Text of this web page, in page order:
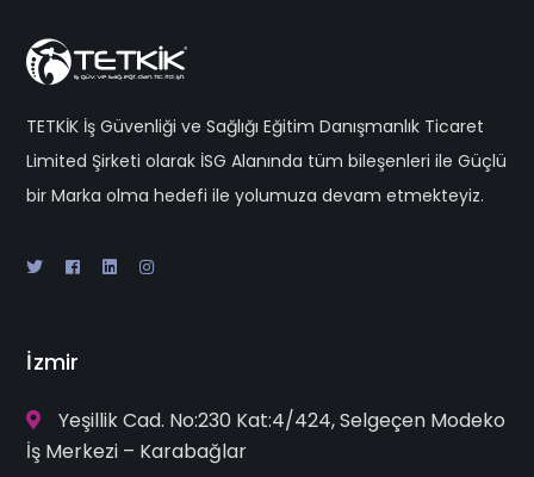
TETKİK İş Güvenliği ve Sağlığı Eğitim Danışmanlık Ticaret
Limited Şirketi olarak İSG Alanında tüm bileşenleri ile Güçlü
bir Marka olma hedefi ile yolumuza devam etmekteyiz.
İzmir
Yeşillik Cad. No:230 Kat:4/424, Selgeçen Modeko
İş Merkezi – Karabağlar